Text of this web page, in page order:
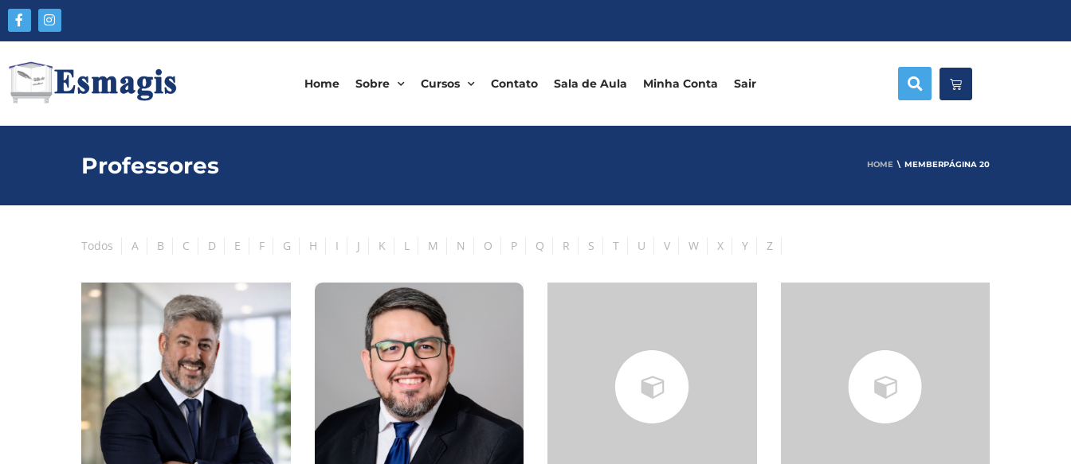
Home Sobre Cursos Contato Sala de Aula Minha Conta Sair
Professores HOME MEMBERPÁGINA 20
Todos A B C D E F G H I J K L M N O P Q R S T U V W X Y Z